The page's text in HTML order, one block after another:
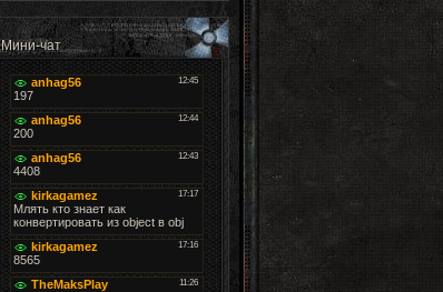
Мини-чат